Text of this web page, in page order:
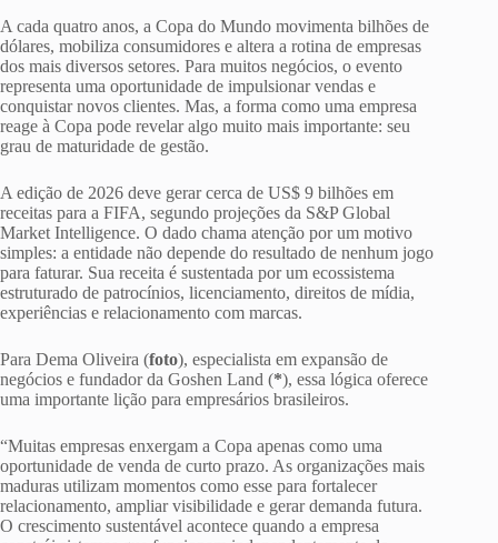
A cada quatro anos, a Copa do Mundo movimenta bilhões de
dólares, mobiliza consumidores e altera a rotina de empresas
dos mais diversos setores. Para muitos negócios, o evento
representa uma oportunidade de impulsionar vendas e
conquistar novos clientes. Mas, a forma como uma empresa
reage à Copa pode revelar algo muito mais importante: seu
grau de maturidade de gestão.
A edição de 2026 deve gerar cerca de US$ 9 bilhões em
receitas para a FIFA, segundo projeções da S&P Global
Market Intelligence. O dado chama atenção por um motivo
simples: a entidade não depende do resultado de nenhum jogo
para faturar. Sua receita é sustentada por um ecossistema
estruturado de patrocínios, licenciamento, direitos de mídia,
experiências e relacionamento com marcas.
Para Dema Oliveira (foto), especialista em expansão de
negócios e fundador da Goshen Land (*), essa lógica oferece
uma importante lição para empresários brasileiros.
“Muitas empresas enxergam a Copa apenas como uma
oportunidade de venda de curto prazo. As organizações mais
maduras utilizam momentos como esse para fortalecer
relacionamento, ampliar visibilidade e gerar demanda futura.
O crescimento sustentável acontece quando a empresa